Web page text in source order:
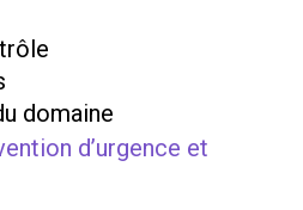
domaine
d’urgence et